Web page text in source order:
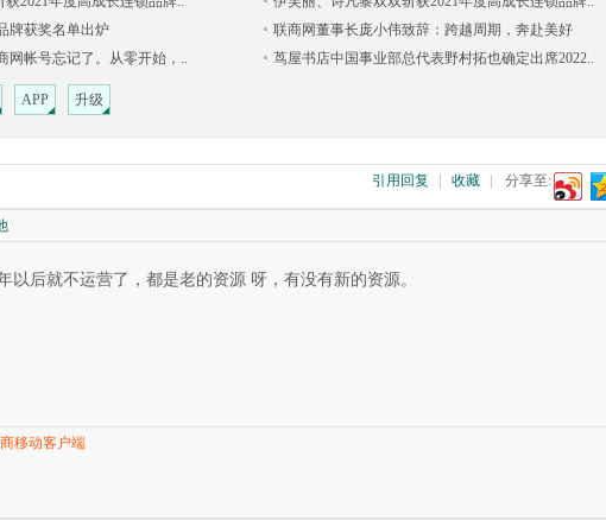
牌获奖名单出炉
联商网董事长庞小伟致辞：跨越周期，奔赴美好
网帐号忘记了。从零开始，..
茑屋书店中国事业部总代表野村拓也确定出席2022..
APP 升级
分享至:
引用回复 收藏
以后就不运营了，都是老的资源 呀，有没有新的资源。
移动客户端